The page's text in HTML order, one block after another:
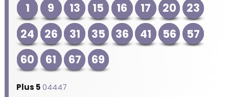
1 9 13 15 16 17 20
23
24
26 31 35 36 41 56
57
60
61 67 69
Plus 5 04447